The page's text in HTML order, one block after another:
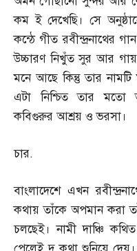
কম ই দেখেছি। সে
কন্ঠে গীত রবীন্দ্রনাথের
উচ্চারণ নিখুঁত সুর আর
মনে আছে কিন্তু তার
এটা নিশ্চিত তার মতো
কবিগুরুর আশ্রয় ও ভরসা।
চার.
বাংলাদেশে এখন
কথায় তাঁকে অপমান করা
চলছেই। নামী দাঞ্চি